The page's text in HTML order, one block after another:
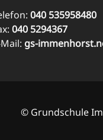
040 535958480
040 5294367
gs-
© Grundschule